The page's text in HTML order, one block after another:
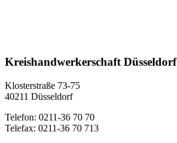
Kreishandwerkerschaft Düsseldorf
Klosterstraße 73-75
40211 Düsseldorf
Telefon: 0211-36 70 70
Telefax: 0211-36 70 713